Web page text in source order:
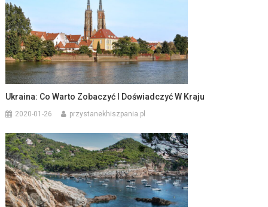
Ukraina: Co Warto Zobaczyć I Doświadczyć W Kraju
2020-01-26 przystanekhiszpania.pl